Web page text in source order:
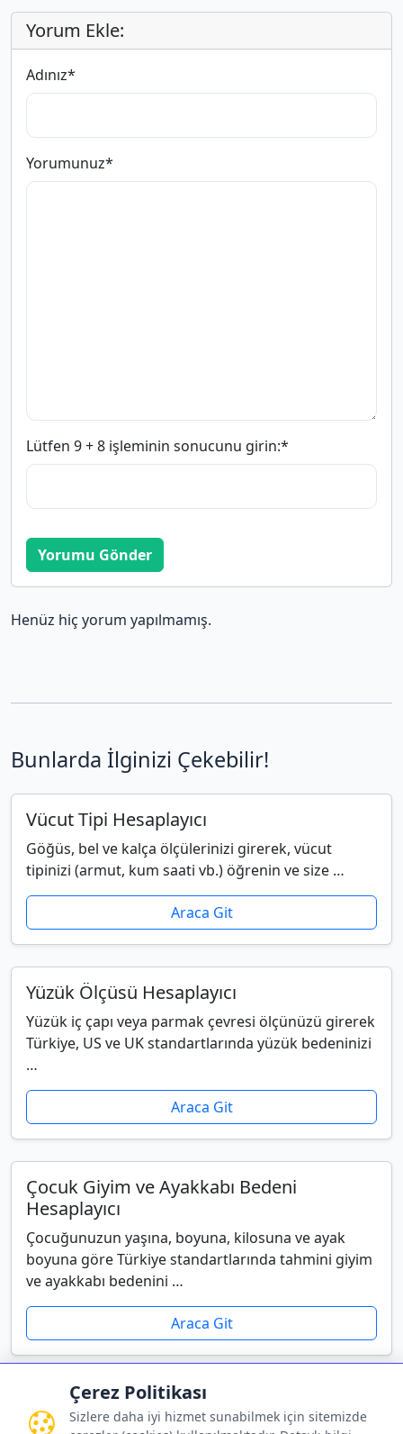
Yorum Ekle:
Adınız*
Yorumunuz*
Lütfen 9 + 8 işleminin sonucunu girin:*
Yorumu Gönder
Henüz hiç yorum yapılmamış.
Bunlarda İlginizi Çekebilir!
Vücut Tipi Hesaplayıcı
Göğüs, bel ve kalça ölçülerinizi girerek, vücut
tipinizi (armut, kum saati vb.) öğrenin ve size …
Araca Git
Yüzük Ölçüsü Hesaplayıcı
Yüzük iç çapı veya parmak çevresi ölçünüzü girerek
Türkiye, US ve UK standartlarında yüzük bedeninizi
…
Araca Git
Çocuk Giyim ve Ayakkabı Bedeni
Hesaplayıcı
Çocuğunuzun yaşına, boyuna, kilosuna ve ayak
boyuna göre Türkiye standartlarında tahmini giyim
ve ayakkabı bedenini …
Araca Git
Çerez Politikası
Sizlere daha iyi hizmet sunabilmek için sitemizde